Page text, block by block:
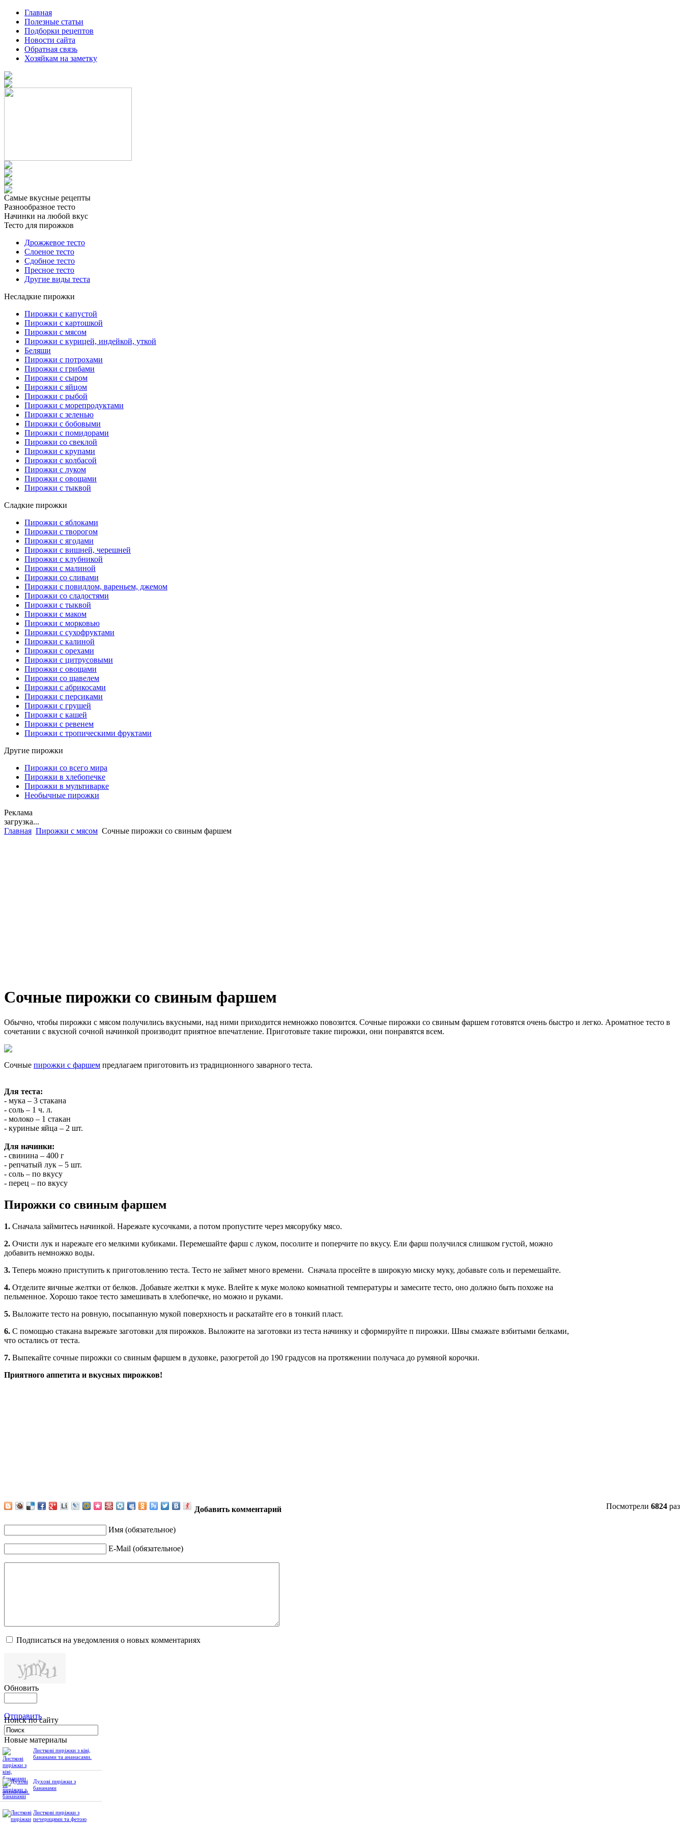
Главная
Полезные статьи
Подборки рецептов
Новости сайта
Обратная связь
Хозяйкам на заметку
Самые вкусные рецепты
Разнообразное тесто
Начинки на любой вкус
Тесто для пирожков
Дрожжевое тесто
Слоеное тесто
Сдобное тесто
Пресное тесто
Другие виды теста
Несладкие пирожки
Пирожки с капустой
Пирожки с картошкой
Пирожки с мясом
Пирожки с курицей, индейкой, уткой
Беляши
Пирожки с потрохами
Пирожки с грибами
Пирожки с сыром
Пирожки с яйцом
Пирожки с рыбой
Пирожки с морепродуктами
Пирожки с зеленью
Пирожки с бобовыми
Пирожки с помидорами
Пирожки со свеклой
Пирожки с крупами
Пирожки с колбасой
Пирожки с луком
Пирожки с овощами
Пирожки с тыквой
Сладкие пирожки
Пирожки с яблоками
Пирожки с творогом
Пирожки с ягодами
Пирожки с вишней, черешней
Пирожки с клубникой
Пирожки с малиной
Пирожки со сливами
Пирожки с повидлом, вареньем, джемом
Пирожки со сладостями
Пирожки с тыквой
Пирожки с маком
Пирожки с морковью
Пирожки с сухофруктами
Пирожки с калиной
Пирожки с орехами
Пирожки с цитрусовыми
Пирожки с овощами
Пирожки со щавелем
Пирожки с абрикосами
Пирожки с персиками
Пирожки с грушей
Пирожки с кашей
Пирожки с ревенем
Пирожки с тропическими фруктами
Другие пирожки
Пирожки со всего мира
Пирожки в хлебопечке
Пирожки в мультиварке
Необычные пирожки
Реклама
загрузка...
Главная Пирожки с мясом Сочные пирожки со свиным фаршем
Сочные пирожки со свиным фаршем
Обычно, чтобы пирожки с мясом получились вкусными, над ними приходится немножко повозится. Сочные пирожки со свиным фаршем готовятся очень быстро и легко. Ароматное тесто в
сочетании с вкусной сочной начинкой производит приятное впечатление. Приготовьте такие пирожки, они понравятся всем.
Сочные пирожки с фаршем предлагаем приготовить из традиционного заварного теста.
Для теста:
- мука – 3 стакана
- соль – 1 ч. л.
- молоко – 1 стакан
- куриные яйца – 2 шт.
Для начинки:
- свинина – 400 г
- репчатый лук – 5 шт.
- соль – по вкусу
- перец – по вкусу
Пирожки со свиным фаршем
1. Сначала займитесь начинкой. Нарежьте кусочками, а потом пропустите через мясорубку мясо.
2. Очисти лук и нарежьте его мелкими кубиками. Перемешайте фарш с луком, посолите и поперчите по вкусу. Ели фарш получился слишком густой, можно
добавить немножко воды.
3. Теперь можно приступить к приготовлению теста. Тесто не займет много времени. Сначала просейте в широкую миску муку, добавьте соль и перемешайте.
4. Отделите яичные желтки от белков. Добавьте желтки к муке. Влейте к муке молоко комнатной температуры и замесите тесто, оно должно быть похоже на
пельменное. Хорошо такое тесто замешивать в хлебопечке, но можно и руками.
5. Выложите тесто на ровную, посыпанную мукой поверхность и раскатайте его в тонкий пласт.
6. С помощью стакана вырежьте заготовки для пирожков. Выложите на заготовки из теста начинку и сформируйте п пирожки. Швы смажьте взбитыми белками,
что остались от теста.
7. Выпекайте сочные пирожки со свиным фаршем в духовке, разогретой до 190 градусов на протяжении получаса до румяной корочки.
Приятного аппетита и вкусных пирожков!
Посмотрели 6824 раз
Добавить комментарий
Имя (обязательное)
E-Mail (обязательное)
Подписаться на уведомления о новых комментариях
Обновить
Отправить
Поиск по сайту
Новые материалы
Листкові пиріжки з ківі,
бананами та ананасами.
Духові пиріжки з
бананами
Листкові пиріжки з
печерицями та фетою